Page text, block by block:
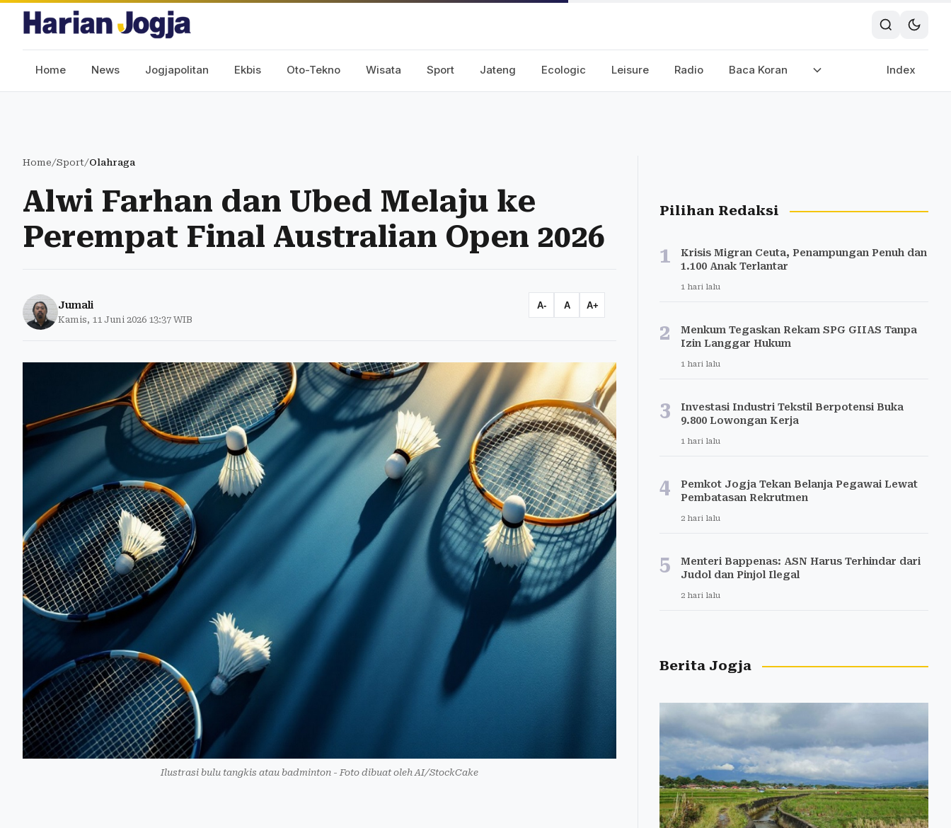
Home News Jogjapolitan Ekbis Oto-Tekno Wisata Sport Jateng Ecologic Leisure Radio Baca Koran Index
Home/Sport/Olahraga
Alwi Farhan dan Ubed Melaju ke
Perempat Final Australian Open 2026
Jumali
Kamis, 11 Juni 2026 13:37 WIB
A- A A+
Ilustrasi bulu tangkis atau badminton - Foto dibuat oleh AI/StockCake
Pilihan Redaksi
1
Krisis Migran Ceuta, Penampungan Penuh dan
1.100 Anak Terlantar
1 hari lalu
2
Menkum Tegaskan Rekam SPG GIIAS Tanpa
Izin Langgar Hukum
1 hari lalu
3
Investasi Industri Tekstil Berpotensi Buka
9.800 Lowongan Kerja
1 hari lalu
4
Pemkot Jogja Tekan Belanja Pegawai Lewat
Pembatasan Rekrutmen
2 hari lalu
5
Menteri Bappenas: ASN Harus Terhindar dari
Judol dan Pinjol Ilegal
2 hari lalu
Berita Jogja